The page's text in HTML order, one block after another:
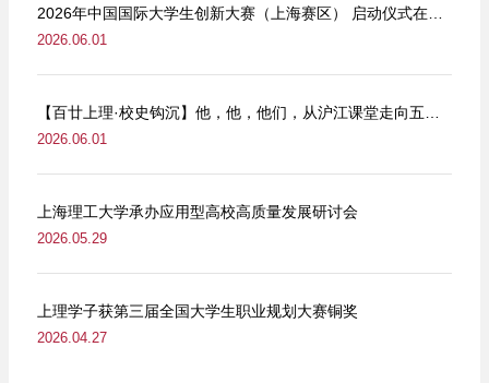
2026.06.01
2026.06.01
上海理工大学承办应用型高校高质量发展研讨会
2026.05.29
上理学子获第三届全国大学生职业规划大赛铜奖
2026.04.27